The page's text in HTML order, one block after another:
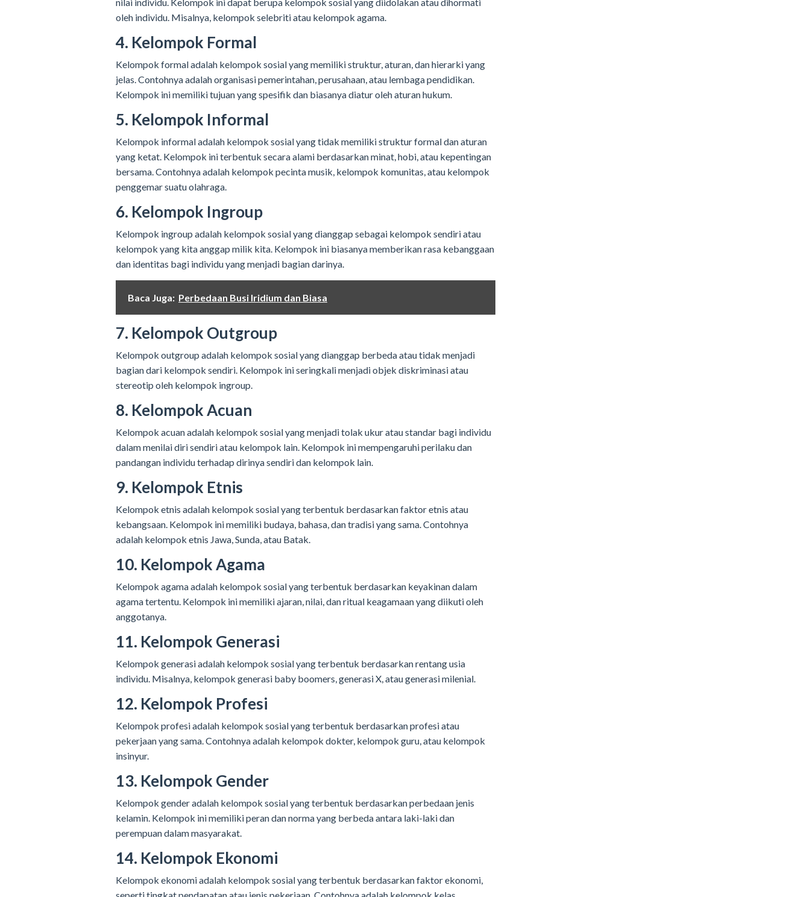
nilai individu. Kelompok ini dapat berupa kelompok sosial yang diidolakan atau dihormati
oleh individu. Misalnya, kelompok selebriti atau kelompok agama.
4. Kelompok Formal
Kelompok formal adalah kelompok sosial yang memiliki struktur, aturan, dan hierarki yang
jelas. Contohnya adalah organisasi pemerintahan, perusahaan, atau lembaga pendidikan.
Kelompok ini memiliki tujuan yang spesifik dan biasanya diatur oleh aturan hukum.
5. Kelompok Informal
Kelompok informal adalah kelompok sosial yang tidak memiliki struktur formal dan aturan
yang ketat. Kelompok ini terbentuk secara alami berdasarkan minat, hobi, atau kepentingan
bersama. Contohnya adalah kelompok pecinta musik, kelompok komunitas, atau kelompok
penggemar suatu olahraga.
6. Kelompok Ingroup
Kelompok ingroup adalah kelompok sosial yang dianggap sebagai kelompok sendiri atau
kelompok yang kita anggap milik kita. Kelompok ini biasanya memberikan rasa kebanggaan
dan identitas bagi individu yang menjadi bagian darinya.
Baca Juga: Perbedaan Busi Iridium dan Biasa
7. Kelompok Outgroup
Kelompok outgroup adalah kelompok sosial yang dianggap berbeda atau tidak menjadi
bagian dari kelompok sendiri. Kelompok ini seringkali menjadi objek diskriminasi atau
stereotip oleh kelompok ingroup.
8. Kelompok Acuan
Kelompok acuan adalah kelompok sosial yang menjadi tolak ukur atau standar bagi individu
dalam menilai diri sendiri atau kelompok lain. Kelompok ini mempengaruhi perilaku dan
pandangan individu terhadap dirinya sendiri dan kelompok lain.
9. Kelompok Etnis
Kelompok etnis adalah kelompok sosial yang terbentuk berdasarkan faktor etnis atau
kebangsaan. Kelompok ini memiliki budaya, bahasa, dan tradisi yang sama. Contohnya
adalah kelompok etnis Jawa, Sunda, atau Batak.
10. Kelompok Agama
Kelompok agama adalah kelompok sosial yang terbentuk berdasarkan keyakinan dalam
agama tertentu. Kelompok ini memiliki ajaran, nilai, dan ritual keagamaan yang diikuti oleh
anggotanya.
11. Kelompok Generasi
Kelompok generasi adalah kelompok sosial yang terbentuk berdasarkan rentang usia
individu. Misalnya, kelompok generasi baby boomers, generasi X, atau generasi milenial.
12. Kelompok Profesi
Kelompok profesi adalah kelompok sosial yang terbentuk berdasarkan profesi atau
pekerjaan yang sama. Contohnya adalah kelompok dokter, kelompok guru, atau kelompok
insinyur.
13. Kelompok Gender
Kelompok gender adalah kelompok sosial yang terbentuk berdasarkan perbedaan jenis
kelamin. Kelompok ini memiliki peran dan norma yang berbeda antara laki-laki dan
perempuan dalam masyarakat.
14. Kelompok Ekonomi
Kelompok ekonomi adalah kelompok sosial yang terbentuk berdasarkan faktor ekonomi,